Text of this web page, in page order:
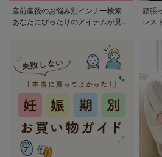
産前産後のお悩み別インナー検索
あなたにぴったりのアイテムが見つ
頑張
レスト